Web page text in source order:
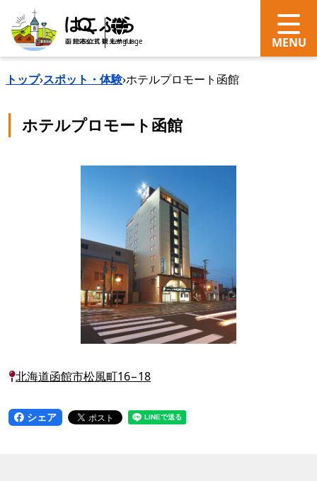
search Language
トップ›スポット・体験›ホテルプロモート函館
ホテルプロモート函館
北海道函館市松風町16−18
シェア